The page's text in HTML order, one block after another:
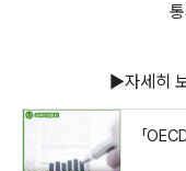
▶️자세히
「